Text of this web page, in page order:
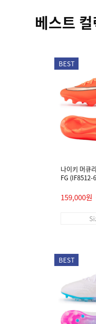
베스트
BEST
나이키 머큐
FG (IF8512-
159,000원
BEST